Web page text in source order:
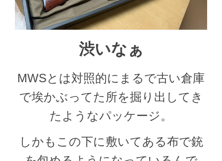
渋いなぁ
MWSとは対照的にまるで古い倉庫
で埃かぶってた所を掘り出してき
たようなパッケージ。
しかもこの下に敷いてある布で銃